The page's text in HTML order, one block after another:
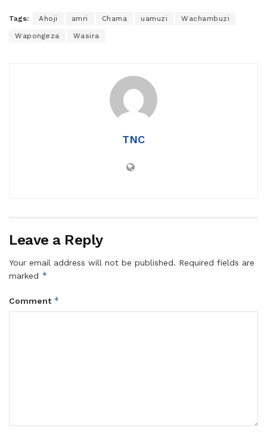
Tags: Ahoji amri Chama uamuzi Wachambuzi
Wapongeza Wasira
TNC
Leave a Reply
Your email address will not be published. Required fields are
marked *
Comment *